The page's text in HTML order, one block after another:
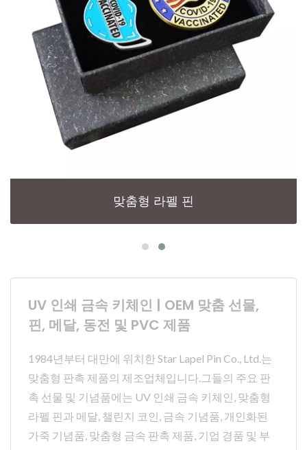
맞춤형 라펠 핀
UV 인쇄 금속 키체인 | OEM 맞춤 선물,
핀, 메달, 동전 및 PVC 제품
1984년부터 대만에 위치한 Star Lapel Pin Co., Ltd.는
맞춤형 판촉 제품의 제조업체입니다.그들의 주요 판
촉 선물 및 기념품에는 UV 인쇄 금속 키체인, 맞춤형
라펠 핀과 메달, 챌린지 코인, 금속 기념품, 개인화된
가죽 기념품, 맞춤형 금속 판촉 제품, 기업 경품 및 부